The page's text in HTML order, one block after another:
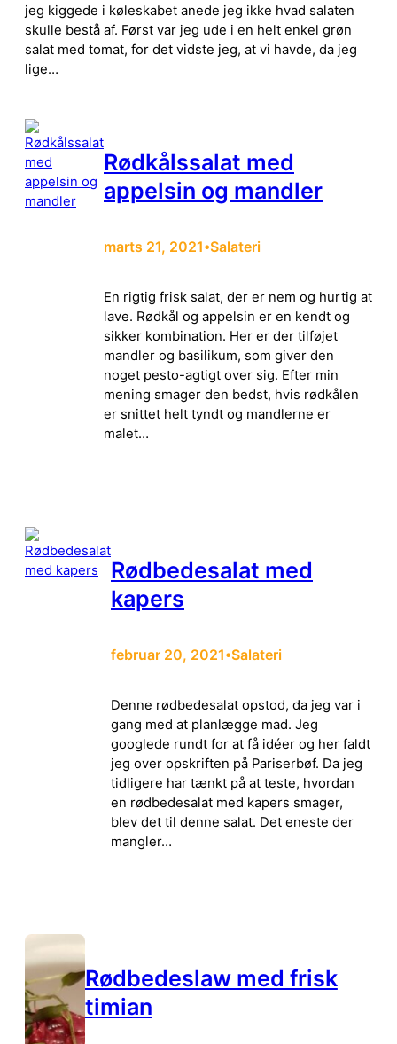
jeg kiggede i køleskabet anede jeg ikke hvad salaten
skulle bestå af. Først var jeg ude i en helt enkel grøn
salat med tomat, for det vidste jeg, at vi havde, da jeg
lige…
Rødkålssalat med
appelsin og mandler
marts 21, 2021•Salateri
En rigtig frisk salat, der er nem og hurtig at
lave. Rødkål og appelsin er en kendt og
sikker kombination. Her er der tilføjet
mandler og basilikum, som giver den
noget pesto-agtigt over sig. Efter min
mening smager den bedst, hvis rødkålen
er snittet helt tyndt og mandlerne er
malet…
Rødbedesalat med
kapers
februar 20, 2021•Salateri
Denne rødbedesalat opstod, da jeg var i
gang med at planlægge mad. Jeg
googlede rundt for at få idéer og her faldt
jeg over opskriften på Pariserbøf. Da jeg
tidligere har tænkt på at teste, hvordan
en rødbedesalat med kapers smager,
blev det til denne salat. Det eneste der
mangler…
Rødbedeslaw med frisk
timian